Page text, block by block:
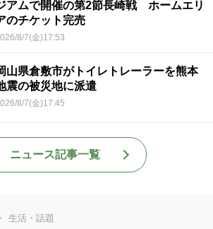
アムで開催の第2節長崎戦 ホームエリ
のチケット完売
8/7(金)17:53
山県倉敷市がトイレトレーラーを熊本
震の被災地に派遣
8/7(金)17:45
ニュース記事一覧
生活・話題